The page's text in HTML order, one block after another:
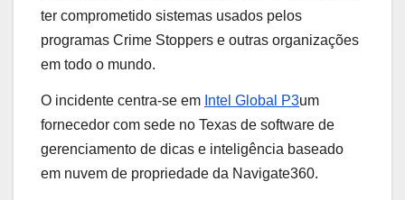
ter comprometido sistemas usados ​​pelos
programas Crime Stoppers e outras organizações
em todo o mundo.
O incidente centra-se em Intel Global P3um
fornecedor com sede no Texas de software de
gerenciamento de dicas e inteligência baseado
em nuvem de propriedade da Navigate360.